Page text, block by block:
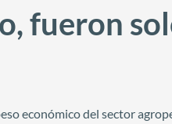
fueron
económico del sector